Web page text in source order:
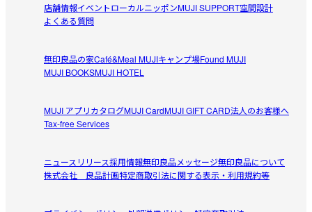
店舗情報イベントローカルニッポンMUJI SUPPORT空間設計
よくある質問
無印良品の家Café&Meal MUJIキャンプ場Found MUJI
MUJI BOOKSMUJI HOTEL
MUJI アプリカタログMUJI CardMUJI GIFT CARD法人のお客様へ
Tax-free Services
ニュースリリース採用情報無印良品メッセージ無印良品について
株式会社 良品計画特定商取引法に関する表示・利用規約等